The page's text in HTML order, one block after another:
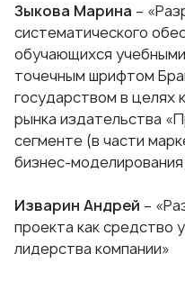
Зыкова Марина –
систематического
обучающихся
точечным шрифтом
государством в целях
рынка издательства
сегменте (в части
бизнес-
Изварин Андрей –
проекта как средство
лидерства компании»